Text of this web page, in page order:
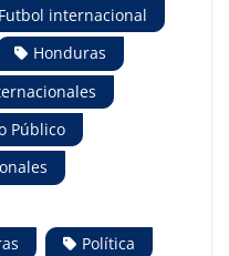
Futbol internacional
Honduras
Público
Política